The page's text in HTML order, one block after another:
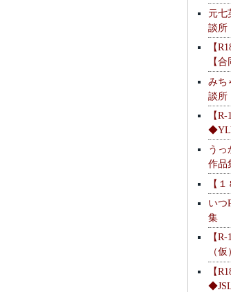
元七
談所
【
【
みち
談所
【
うっ
作品
【
いつ
集
【
（
【